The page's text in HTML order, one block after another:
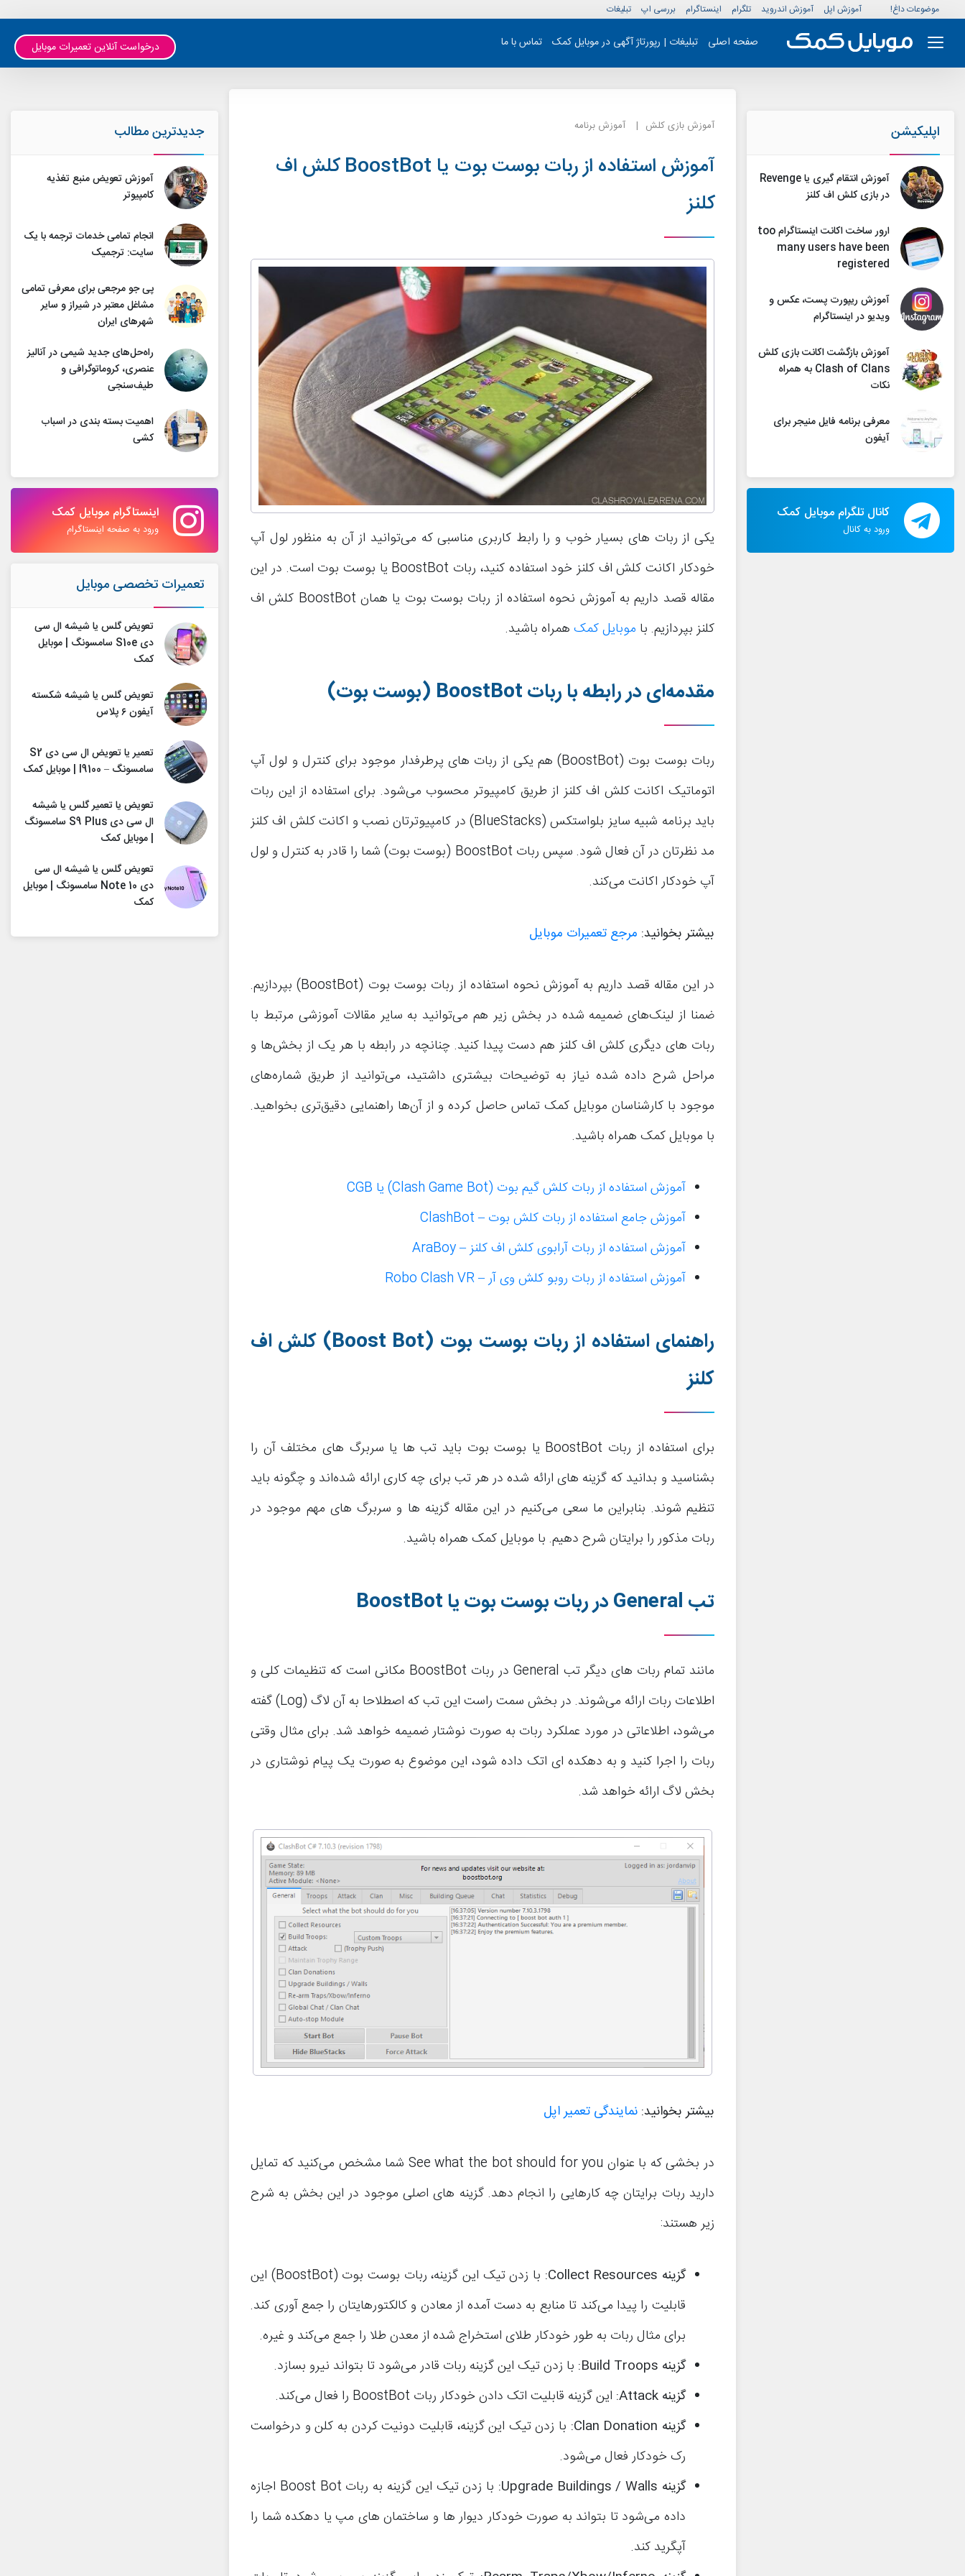
موضوعات داغ! آموزش اپل آموزش اندروید تلگرام اینستاگرام بررسی اپ تبلیغات
صفحه اصلی تبلیغات | رپورتاژ آگهی در موبایل کمک تماس با ما درخواست آنلاین تعمیرات موبایل
اپلیکیشن
آموزش انتقام گیری یا Revenge
در بازی کلش اف کلنز
ارور ساخت اکانت اینستاگرام too
many users have been
registered
آموزش ریپورت پست، عکس و
ویدیو در اینستاگرام
آموزش بازگشت اکانت بازی کلش
Clash of Clans به همراه
نکات
معرفی برنامه فایل منیجر برای
آیفون
کانال تلگرام موبایل کمک
ورود به کانال
آموزش بازی کلش آموزش برنامه
آموزش استفاده از ربات بوست بوت یا BoostBot کلش اف
کلنز
یکی از ربات های بسیار خوب و را رابط کاربری مناسبی که می‌توانید از آن به منظور لول آپ
خودکار اکانت کلش اف کلنز خود استفاده کنید، ربات BoostBot یا بوست بوت است. در این
مقاله قصد داریم به آموزش نحوه استفاده از ربات بوست بوت یا همان BoostBot کلش اف
کلنز بپردازیم. با موبایل کمک همراه باشید.
مقدمه‌ای در رابطه با رباتBoostBot (بوست بوت)
ربات بوست بوت (BoostBot) هم یکی از ربات های پرطرفدار موجود برای کنترل و لول آپ
اتوماتیک اکانت کلش اف کلنز از طریق کامپیوتر محسوب می‌شود. برای استفاده از این ربات
باید برنامه شبیه سایز بلواستکس (BlueStacks) در کامپیوترتان نصب و اکانت کلش اف کلنز
مد نظرتان در آن فعال شود. سپس ربات BoostBot (بوست بوت) شما را قادر به کنترل و لول
آپ خودکار اکانت می‌کند.
بیشتر بخوانید: مرجع تعمیرات موبایل
در این مقاله قصد داریم به آموزش نحوه استفاده از ربات بوست بوت (BoostBot) بپردازیم.
ضمنا از لینک‌های ضمیمه شده در بخش زیر هم می‌توانید به سایر مقالات آموزشی مرتبط با
ربات های دیگری کلش اف کلنز هم دست پیدا کنید. چنانچه در رابطه با هر یک از بخش‌ها و
مراحل شرح داده شده نیاز به توضیحات بیشتری داشتید، می‌توانید از طریق شماره‌های
موجود با کارشناسان موبایل کمک تماس حاصل کرده و از آن‌ها راهنمایی دقیق‌تری بخواهید.
با موبایل کمک همراه باشید.
آموزش استفاده از ربات کلش گیم بوت (Clash Game Bot) یا CGB
آموزش جامع استفاده از ربات کلش بوت – ClashBot
آموزش استفاده از ربات آرابوی کلش اف کلنز – AraBoy
آموزش استفاده از ربات روبو کلش وی آر – Robo Clash VR
راهنمای استفاده از ربات بوست بوت (Boost Bot)
کلش اف
کلنز
برای استفاده از ربات BoostBot یا بوست بوت باید تب ها یا سربرگ های مختلف آن را
بشناسید و بدانید که گزینه های ارائه شده در هر تب برای چه کاری ارائه شده‌اند و چگونه باید
تنظیم شوند. بنابراین ما سعی می‌کنیم در این مقاله گزینه ها و سربرگ های مهم موجود در
ربات مذکور را برایتان شرح دهیم. با موبایل کمک همراه باشید.
تب Generalدر ربات بوست بوت یاBoostBot
مانند تمام ربات های دیگر تب General در ربات BoostBot مکانی است که تنظیمات کلی و
اطلاعات ربات ارائه می‌شوند. در بخش سمت راست این تب که اصطلاحا به آن لاگ (Log) گفته
می‌شود، اطلاعاتی در مورد عملکرد ربات به صورت نوشتار ضمیمه خواهد شد. برای مثال وقتی
ربات را اجرا کنید و به دهکده ای اتک داده شود، این موضوع به صورت یک پیام نوشتاری در
بخش لاگ ارائه خواهد شد.
بیشتر بخوانید:نمایندگی تعمیر اپل
در بخشی که با عنوان See what the bot should for you شما مشخص می‌کنید که تمایل
دارید ربات برایتان چه کارهایی را انجام دهد. گزینه‌ های اصلی موجود در این بخش به شرح
زیر هستند:
گزینه Collect Resources
:
با زدن تیک این گزینه، ربات بوست بوت (BoostBot) این
قابلیت را پیدا می‌کند تا منابع به دست آمده از معادن و کالکتورهایتان را جمع آوری کند.
برای مثال ربات به طور خودکار طلای استخراج شده از معدن طلا را جمع می‌کند و غیره.
گزینه Build Troops
: با زدن تیک این گزینه ربات قادر می‌شود تا بتواند نیرو بسازد.
گزینهAttack
: این گزینه قابلیت اتک دادن خودکار ربات BoostBot را فعال می‌کند.
گزینه Clan Donation
: با زدن تیک این گزینه، قابلیت دونیت کردن به کلن و درخواست
رک خودکار فعال می‌شود.
گزینه Upgrade Buildings / Walls
:
با زدن تیک این گزینه به ربات Boost Bot اجازه
داده می‌شود تا بتواند به صورت خودکار دیوار ها و ساختمان های مپ یا دهکده شما را
آپگرید کند.
جدیدترین مطالب
آموزش تعویض منبع تغذیه
کامپیوتر
انجام تمامی خدمات ترجمه با یک
سایت: ترجمیک
پی جو مرجعی برای معرفی تمامی
مشاغل معتبر در شیراز و سایر
شهرهای ایران
راه‌حل‌های جدید شیمی در آنالیز
عنصری، کروماتوگرافی و
طیف‌سنجی
اهمیت بسته بندی در اسباب
کشی
اینستاگرام موبایل کمک
ورود به صفحه اینستاگرام
تعمیرات تخصصی موبایل
تعویض گلس یا شیشه ال سی
دی S10e سامسونگ | موبایل
کمک
تعویض گلس یا شیشه شکسته
آیفون ۶ پلاس
تعمیر یا تعویض ال سی دی S2
سامسونگ – I9100 | موبایل کمک
تعویض یا تعمیر گلس یا شیشه
ال سی دی S9 Plus سامسونگ
| موبایل کمک
تعویض گلس یا شیشه ال سی
دی Note 10 سامسونگ | موبایل
کمک